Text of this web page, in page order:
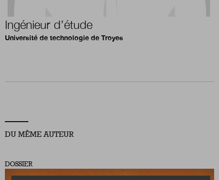
Newsletter
Ingénieur d’étude
Université de technologie de Troyes
DU MÊME AUTEUR
DOSSIER